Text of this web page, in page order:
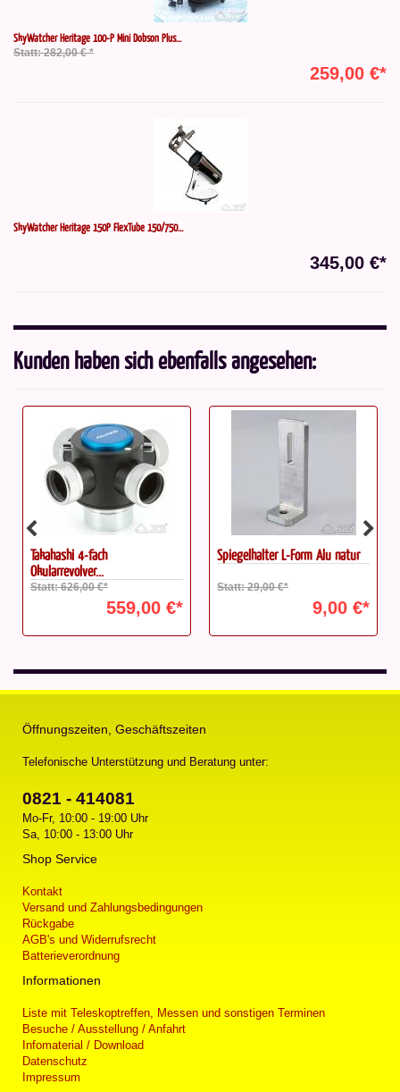
SkyWatcher Heritage 100-P Mini Dobson Plus...
Statt: 282,00 € *
259,00 €*
SkyWatcher Heritage 150P FlexTube 150/750...
345,00 €*
Kunden haben sich ebenfalls angesehen:
Spiegelhalter L-Form Alu natur
Statt: 29,00 €*
9,00 €*
ICS Newton Tubus 12-12,5"
Statt: 1.499,00 €*
999,00 €*
Öffnungszeiten, Geschäftszeiten
Telefonische Unterstützung und Beratung unter:
0821 - 414081
Mo-Fr, 10:00 - 19:00 Uhr
Sa, 10:00 - 13:00 Uhr
Shop Service
Kontakt
Versand und Zahlungsbedingungen
Rückgabe
AGB's und Widerrufsrecht
Batterieverordnung
Informationen
Liste mit Teleskoptreffen, Messen und sonstigen Terminen
Besuche / Ausstellung / Anfahrt
Infomaterial / Download
Datenschutz
Impressum